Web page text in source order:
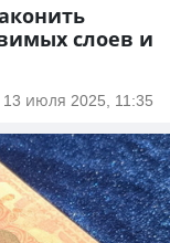
слоев и
13 июля 2025, 11:35